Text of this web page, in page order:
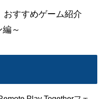
すすめゲーム紹介
～